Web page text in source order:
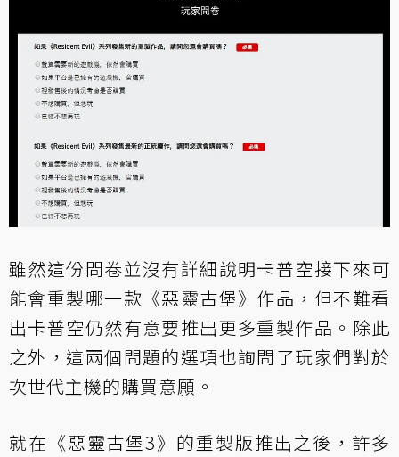
雖然這份問卷並沒有詳細說明卡普空接下來可
能會重製哪一款《惡靈古堡》作品，但不難看
出卡普空仍然有意要推出更多重製作品。除此
之外，這兩個問題的選項也詢問了玩家們對於
次世代主機的購買意願。
就在《惡靈古堡3》的重製版推出之後，許多